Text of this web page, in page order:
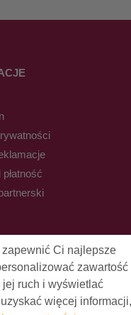
©
Ci najlepsze
zawartość
ruch i wyświetlać
więcej informacji,